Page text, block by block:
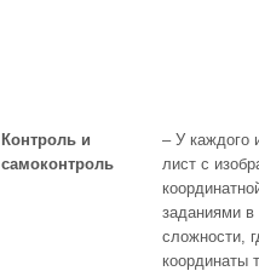
Контроль и
самоконтроль
– У каждого
лист с
заданиями в
сложности,
координаты